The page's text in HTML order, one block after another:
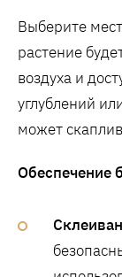
Выберите
растение
воздуха и
углублений
может
Обеспечение